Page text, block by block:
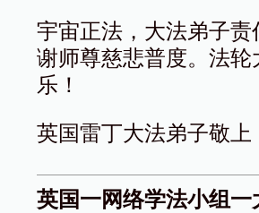
宇宙正法，大法弟子
谢师尊慈悲普度。法
乐！
英国雷丁大法弟子敬上
英国一网络学法小组